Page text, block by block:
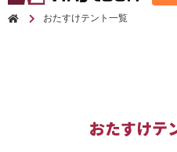
おたすけテント一覧
おたすけテ